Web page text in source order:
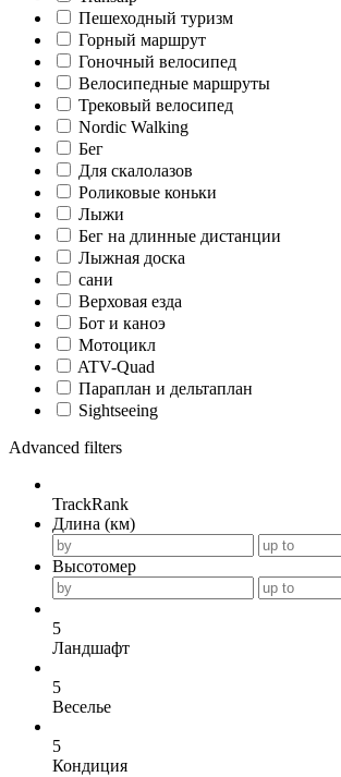
Пешеходный туризм
Горный маршрут
Гоночный велосипед
Велосипедные маршруты
Трековый велосипед
Nordic Walking
Бег
Для скалолазов
Роликовые коньки
Лыжи
Бег на длинные дистанции
Лыжная доска
сани
Верховая езда
Бот и каноэ
Мотоцикл
ATV-Quad
Параплан и дельтаплан
Sightseeing
Advanced filters
TrackRank
Длина (км)
Высотомер
5
Ландшафт
5
Веселье
5
Кондиция